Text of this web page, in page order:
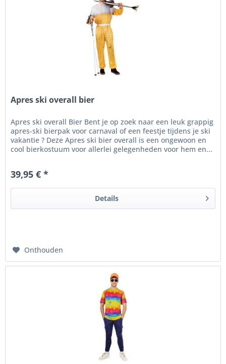
Apres ski overall bier
Apres ski overall Bier Bent je op zoek naar een leuk grappig
apres-ski bierpak voor carnaval of een feestje tijdens je ski
vakantie ? Deze Apres ski bier overall is een ongewoon en
cool bierkostuum voor allerlei gelegenheden voor hem en...
39,95 € *
Details
Onthouden